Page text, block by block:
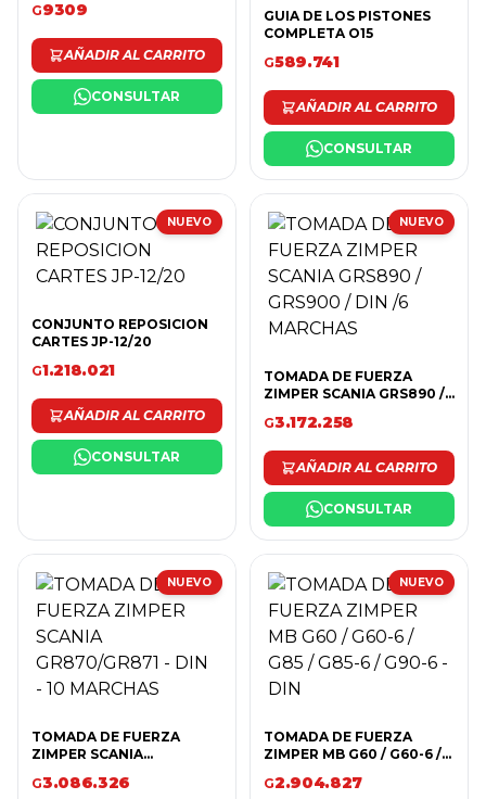
G9309
AÑADIR AL CARRITO
CONSULTAR
GUIA DE LOS PISTONES
COMPLETA O15
G589.741
AÑADIR AL CARRITO
CONSULTAR
NUEVO
CONJUNTO REPOSICION
CARTES JP-12/20
G1.218.021
AÑADIR AL CARRITO
CONSULTAR
NUEVO
TOMADA DE FUERZA
ZIMPER SCANIA GRS890 /
G3.172.258
AÑADIR AL CARRITO
CONSULTAR
NUEVO
TOMADA DE FUERZA
ZIMPER SCANIA
MARCHAS
G3.086.326
NUEVO
TOMADA DE FUERZA
ZIMPER MB G60 / G60-6 /
G2.904.827